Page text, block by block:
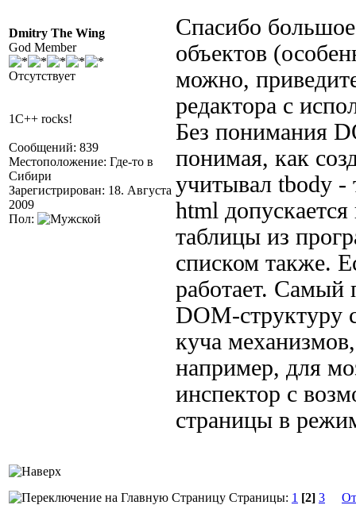
Dmitry The Wing
God Member
Отсутствует
1C++ rocks!
Сообщений: 839
Местоположение: Где-то в
Сибири
Зарегистрирован: 18. Августа
2009
Пол:
Спасибо
объектов
можно,
редактора с
Без понимания
понимая, как
учитывал tbody -
html
таблицы из
списком также.
работает. Самый
DOM-структуру
куча
например, для
инспектор с
страницы в
Страницы: 1 [2] 3